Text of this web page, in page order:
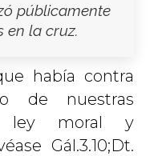
públicamente
en la cruz.
había contra
de nuestras
ley moral y
Gál.3.10;Dt.